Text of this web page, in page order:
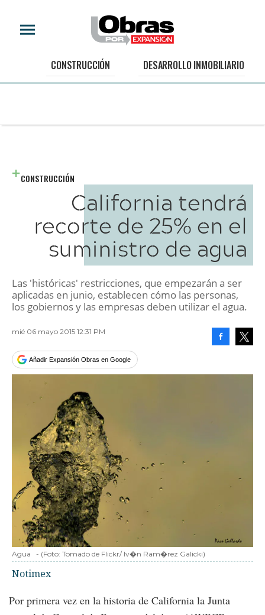
CONSTRUCCIÓN DESARROLLO INMOBILIARIO
CONSTRUCCIÓN
California tendrá
recorte de 25% en el
suministro de agua
Las 'históricas' restricciones, que empezarán a ser
aplicadas en junio, establecen cómo las personas,
los gobiernos y las empresas deben utilizar el agua.
mié 06 mayo 2015 12:31 PM
Añadir Expansión Obras en Google
Agua - (Foto: Tomado de Flickr/ Iv�n Ram�rez Galicki)
Notimex
Por primera vez en la historia de California la Junta